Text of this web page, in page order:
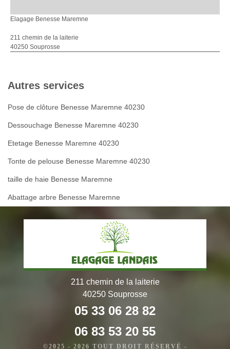
Elagage Benesse Maremne
211 chemin de la laiterie
40250 Souprosse
Autres services
Pose de clôture Benesse Maremne 40230
Dessouchage Benesse Maremne 40230
Etetage Benesse Maremne 40230
Tonte de pelouse Benesse Maremne 40230
taille de haie Benesse Maremne
Abattage arbre Benesse Maremne
211 chemin de la laiterie
40250 Souprosse
05 33 06 28 82
06 83 53 20 55
©2025 - 2026 TOUT DROIT RÉSERVÉ -